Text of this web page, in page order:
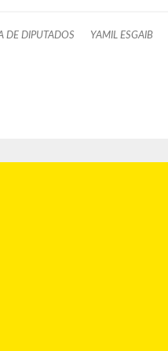
DE DIPUTADOS YAMIL ESGAIB